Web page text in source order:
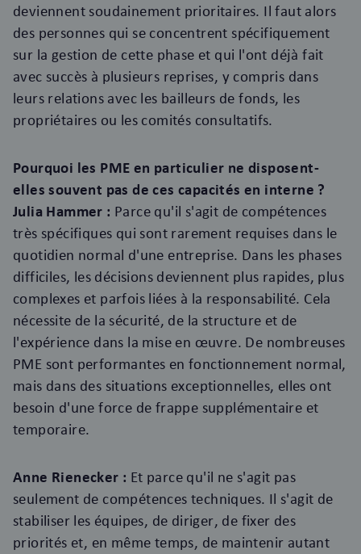
deviennent soudainement prioritaires. Il faut alors
des personnes qui se concentrent spécifiquement
sur la gestion de cette phase et qui l'ont déjà fait
avec succès à plusieurs reprises, y compris dans
leurs relations avec les bailleurs de fonds, les
propriétaires ou les comités consultatifs.
Pourquoi les PME en particulier ne disposent-
elles souvent pas de ces capacités en interne ?
Julia Hammer : Parce qu'il s'agit de compétences
très spécifiques qui sont rarement requises dans le
quotidien normal d'une entreprise. Dans les phases
difficiles, les décisions deviennent plus rapides, plus
complexes et parfois liées à la responsabilité. Cela
nécessite de la sécurité, de la structure et de
l'expérience dans la mise en œuvre. De nombreuses
PME sont performantes en fonctionnement normal,
mais dans des situations exceptionnelles, elles ont
besoin d'une force de frappe supplémentaire et
temporaire.
Anne Rienecker : Et parce qu'il ne s'agit pas
seulement de compétences techniques. Il s'agit de
stabiliser les équipes, de diriger, de fixer des
priorités et, en même temps, de maintenir autant